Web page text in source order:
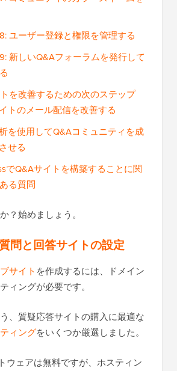
ユーザー登録と権限を管理する
新しいQ&Aフォーラムを発行して
を改善するための次のステップ
トのメール配信を改善する
を使用してQ&Aコミュニティを成
せる
でQ&Aサイトを構築することに関
る質問
？始めましょう。
問と回答サイトの設定
サイト を作成するには、ドメイン
ィングが必要です。
、質疑応答サイトの購入に最適な
ィングをいくつか厳選しました。
ウェアは無料ですが、ホスティン